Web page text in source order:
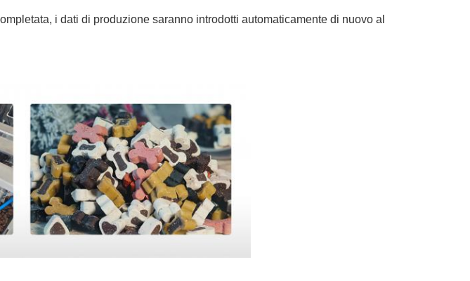
i dati di produzione saranno introdotti automaticamente di nuovo al